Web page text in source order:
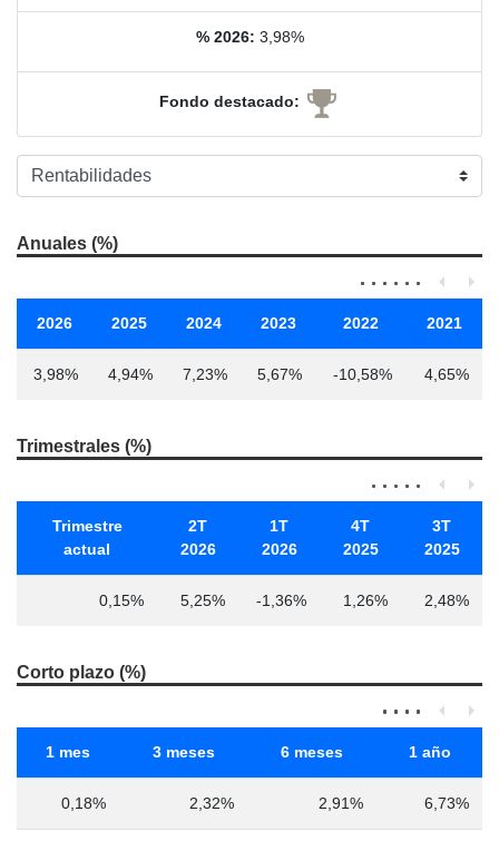
% 2026: 3,98%
Fondo destacado:
Anuales (%)
2026 2025 2024 2023 2022 2021
3,98% 4,94% 7,23% 5,67% -10,58% 4,65%
Trimestrales (%)
Trimestre
actual
2T
2026
1T
2026
4T
2025
3T
2025
0,15% 5,25% -1,36% 1,26% 2,48%
Corto plazo (%)
1 mes 3 meses 6 meses 1 año
0,18% 2,32% 2,91% 6,73%